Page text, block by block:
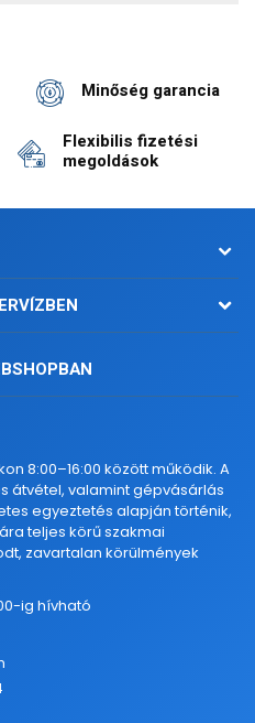
Minőség garancia
Flexibilis fizetési
megoldások
8:00–16:00 között működik. A
átvétel, valamint gépvásárlás
egyeztetés alapján történik,
teljes körű szakmai
zavartalan körülmények
ig hívható